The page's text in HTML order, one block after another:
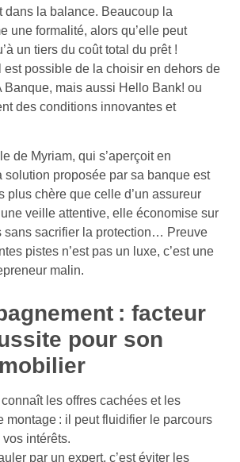
dans la balance. Beaucoup la
une formalité, alors qu’elle peut
un tiers du coût total du prêt !
est possible de la choisir en dehors de
Banque, mais aussi Hello Bank! ou
des conditions innovantes et
de Myriam, qui s’aperçoit en
solution proposée par sa banque est
plus chère que celle d’un assureur
veille attentive, elle économise sur
sans sacrifier la protection… Preuve
pistes n’est pas un luxe, c’est une
malin.
: facteur
pour son
les offres cachées et les
montage : il peut fluidifier le parcours
intérêts.
par un expert, c’est éviter les